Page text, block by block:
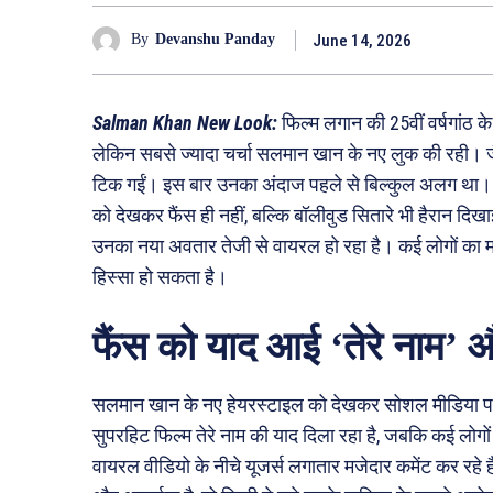
By Devanshu Panday June 14, 2026
Salman Khan New Look:फिल्म लगान की 25वीं
लेकिन सबसे ज्यादा चर्चा सलमान खान के नए लुक की रही।
टिक गईं। इस बार उनका अंदाज पहले से बिल्कुल अलग
को देखकर फैंस ही नहीं, बल्कि बॉलीवुड सितारे भी हैरान
उनका नया अवतार तेजी से वायरल हो रहा है। कई लोगों का
हिस्सा हो सकता है।
फैंस को याद आई ‘तेरे नाम’
सलमान खान के नए हेयरस्टाइल को देखकर सोशल
सुपरहिट फिल्म तेरे नाम की याद दिला रहा है, जबकि कई
वायरल वीडियो के नीचे यूजर्स लगातार मजेदार कमेंट कर